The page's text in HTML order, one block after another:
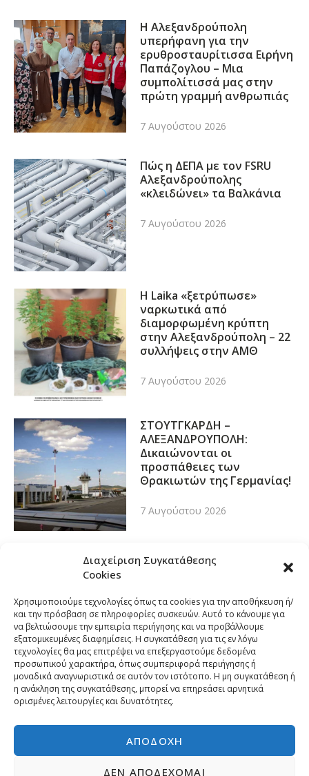
Διαχείριση Συγκατάθεσης
Cookies
Χρησιμοποιούμε τεχνολογίες όπως τα cookies για την αποθήκευση ή/
και την πρόσβαση σε πληροφορίες συσκευών. Αυτό το κάνουμε για
να βελτιώσουμε την εμπειρία περιήγησης και να προβάλλουμε
εξατομικευμένες διαφημίσεις. Η συγκατάθεση για τις εν λόγω
τεχνολογίες θα μας επιτρέψει να επεξεργαστούμε δεδομένα
προσωπικού χαρακτήρα, όπως συμπεριφορά περιήγησης ή
μοναδικά αναγνωριστικά σε αυτόν τον ιστότοπο. Η μη συγκατάθεση ή
η ανάκληση της συγκατάθεσης, μπορεί να επηρεάσει αρνητικά
ορισμένες λειτουργίες και δυνατότητες.
ΑΠΟΔΟΧΉ
ΔΕΝ ΑΠΟΔΈΧΟΜΑΙ
Η Αλεξανδρούπολη
υπερήφανη για την
ερυθροσταυρίτισσα Ειρήνη
Παπάζογλου – Μια
συμπολίτισσά μας στην
πρώτη γραμμή ανθρωπιάς
7 Αυγούστου 2026
Πώς η ΔΕΠΑ με τον FSRU
Αλεξανδρούπολης
«κλειδώνει» τα Βαλκάνια
7 Αυγούστου 2026
Η Laika «ξετρύπωσε»
ναρκωτικά από
διαμορφωμένη κρύπτη
στην Αλεξανδρούπολη – 22
συλλήψεις στην ΑΜΘ
7 Αυγούστου 2026
ΣΤΟΥΤΓΚΑΡΔΗ –
ΑΛΕΞΑΝΔΡΟΥΠΟΛΗ:
Δικαιώνονται οι
προσπάθειες των
Θρακιωτών της Γερμανίας!
7 Αυγούστου 2026